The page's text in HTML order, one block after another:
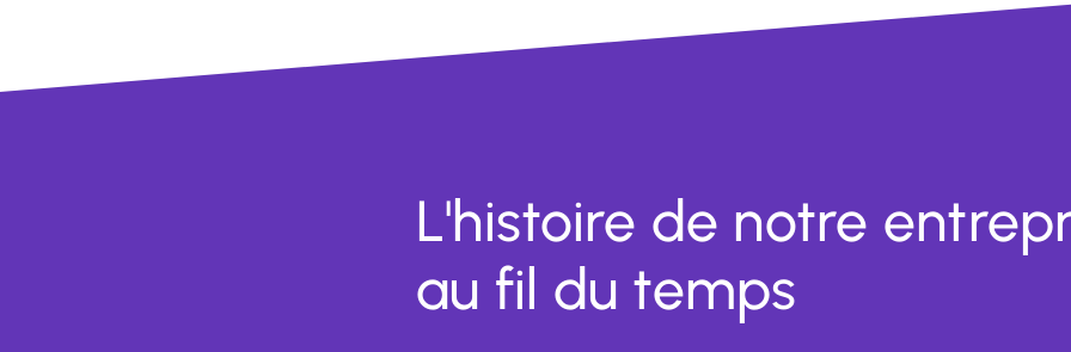
L'histoire de notre
au fil du temps